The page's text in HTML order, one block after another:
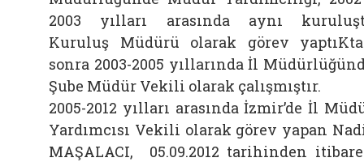
2003 yılları arasında aynı
Kuruluş Müdürü olarak görev
sonra 2003-2005 yıllarında İl
Şube Müdür Vekili olarak çalışmıştır.
2005-2012 yılları arasında İzmir’de İl
Yardımcısı Vekili olarak görev yapan
MAŞALACI, 05.09.2012 tarihinden